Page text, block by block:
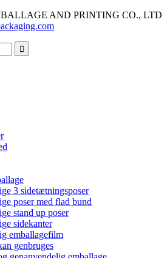
AND PRINTING CO., LTD
3 sidetætningsposer
poser med flad bund
stand up poser
sidekanter
emballagefilm
genbruges